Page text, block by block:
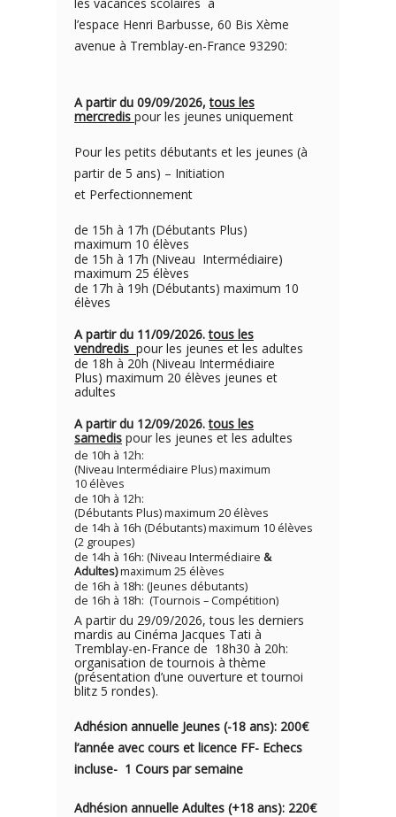
l’espace Henri Barbusse, 60 Bis Xème
avenue à Tremblay-en-France 93290:
A partir du 09/09/2026,tous les
mercredis pour les jeunes uniquement
Pour les petits débutants et les jeunes (à
partir de 5 ans) – Initiation
et Perfectionnement
de 15h à 17h (Débutants Plus)
maximum 10 élèves
de 15h à 17h (Niveau Intermédiaire)
maximum 25 élèves
de 17h à 19h (Débutants) maximum 10
élèves
A partir du 11/09/2026.tous les
vendredis pour les jeunes et les adultes
de 18h à 20h (Niveau Intermédiaire
Plus) maximum 20 élèves jeunes et
adultes
A partir du 12/09/2026.tous les
samedis pour les jeunes et les adultes
de 10h à 12h:
(Niveau Intermédiaire Plus) maximum
10 élèves
de 10h à 12h:
(Débutants Plus) maximum 20 élèves
de 14h à 16h (Débutants) maximum 10 élèves
(2 groupes)
de 14h à 16h: (Niveau Intermédiaire &
Adultes)maximum 25 élèves
de 16h à 18h: (Jeunes débutants)
de 16h à 18h: (Tournois – Compétition)
A partir du 29/09/2026, tous les derniers
mardis au Cinéma Jacques Tati à
Tremblay-en-France de 18h30 à 20h:
organisation de tournois à thème
(présentation d’une ouverture et tournoi
blitz 5 rondes).
Adhésion annuelle Jeunes (-18 ans): 200€
l’année avec cours et licence FF- Echecs
incluse- 1 Cours par semaine
Adhésion annuelle Adultes (+18 ans): 220€